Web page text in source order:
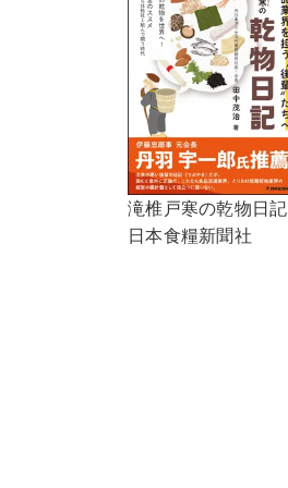
滝椎戸寒の乾物日記
日本食糧新聞社